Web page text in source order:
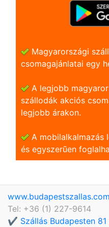
Magyarországi
csomagajánlatai egy
A legjobb
szállodák akciós
legjobb árakon.
A mobilalkalmazás
és egyszerũen
www.budapestszallas.com
Tel: +36 (1) 227-9614
✔️ Szállás Budapesten